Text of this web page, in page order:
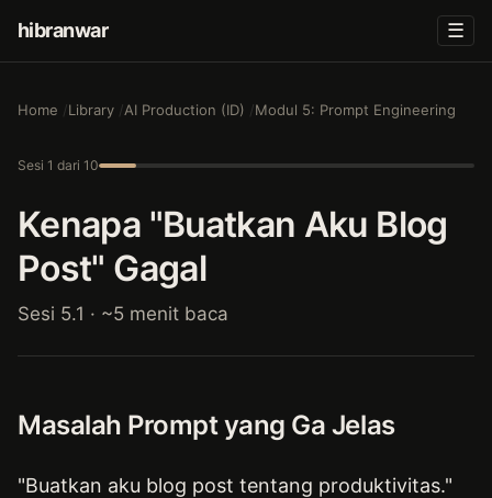
hibranwar ☰
Home Library AI Production (ID) Modul 5: Prompt Engineering
Sesi 1 dari 10
Kenapa "Buatkan Aku Blog
Post" Gagal
Sesi 5.1 · ~5 menit baca
Masalah Prompt yang Ga Jelas
"Buatkan aku blog post tentang produktivitas."